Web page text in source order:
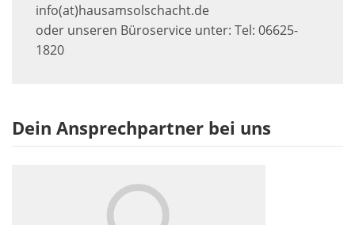
info(at)hausamsolschacht.de
oder unseren Büroservice unter: Tel: 06625-
1820
Dein Ansprechpartner bei uns